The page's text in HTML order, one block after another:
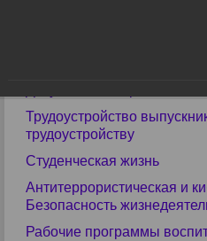
Трудоустройство
трудоустройству
Студенческая жизнь
Антитеррористическая и
Безопасность
Рабочие программы